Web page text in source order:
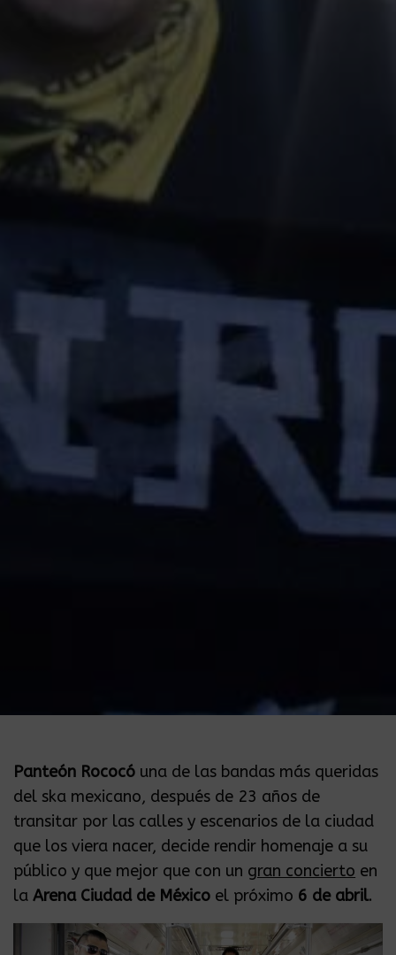
Panteón Rococó una de las bandas más queridas
del ska mexicano, después de 23 años de
transitar por las calles y escenarios de la ciudad
que los viera nacer, decide rendir homenaje a su
público y que mejor que con un gran concierto en
laArena Ciudad de México el próximo 6 de abril.